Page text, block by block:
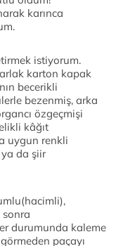
karınca
istiyorum.
karton kapak
becerikli
bezenmiş, arka
özgeçmişi
kâğıt
uygun renkli
ya da şiir
sonra
durumunda kaleme
görmeden paçayı